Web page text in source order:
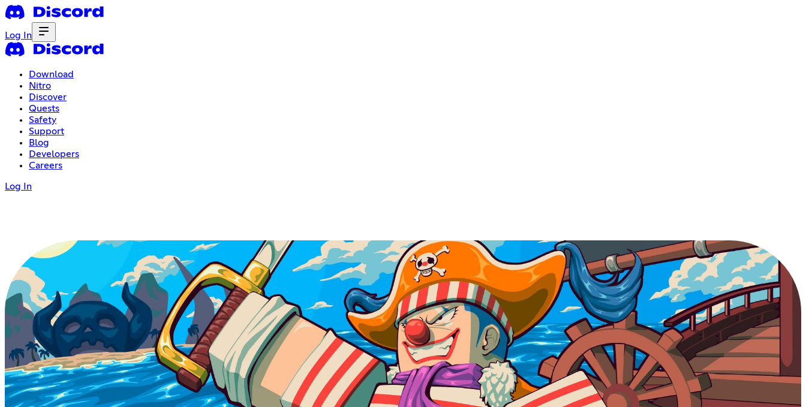
Log In
Download
Nitro
Discover
Quests
Safety
Support
Blog
Developers
Careers
Log In